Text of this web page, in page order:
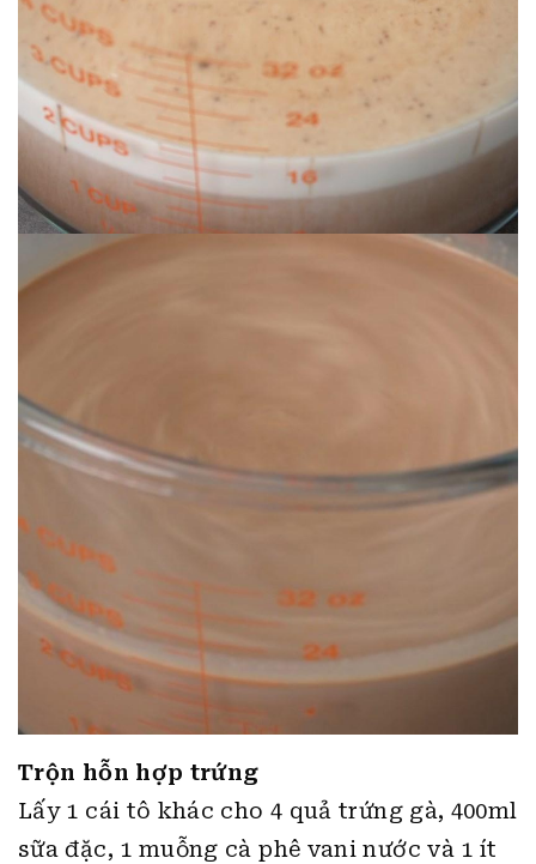
Trộn hỗn hợp trứng
Lấy 1 cái tô khác cho 4 quả trứng gà, 400ml
sữa đặc, 1 muỗng cà phê vani nước và 1 ít